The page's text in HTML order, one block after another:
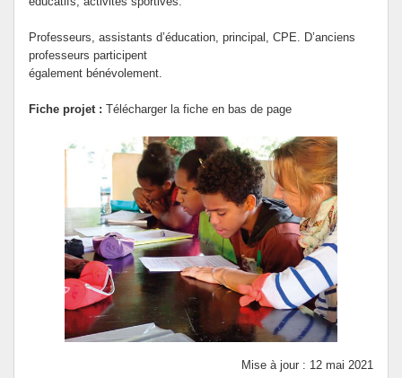
Professeurs, assistants d’éducation, principal, CPE. D’anciens
professeurs participent
également bénévolement.
Fiche projet : Télécharger la fiche en bas de page
Mise à jour : 12 mai 2021